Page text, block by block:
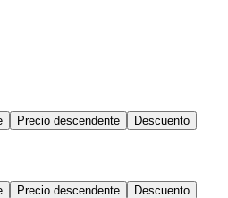
Precio descendente Descuento
Precio descendente Descuento